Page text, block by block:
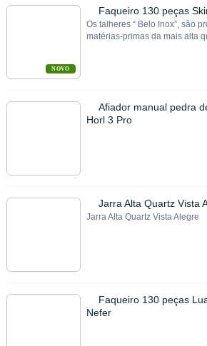
NOVO
Faqueiro 130 peças
Os talheres “ Belo Inox”, são
matérias‐primas da mais alta
Afiador manual pedra
Horl 3 Pro
Jarra Alta Quartz Vista
Jarra Alta Quartz Vista Alegre
Faqueiro 130 peças
Nefer